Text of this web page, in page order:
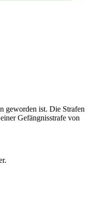
geworden ist. Die Strafen
Gefängnisstrafe von